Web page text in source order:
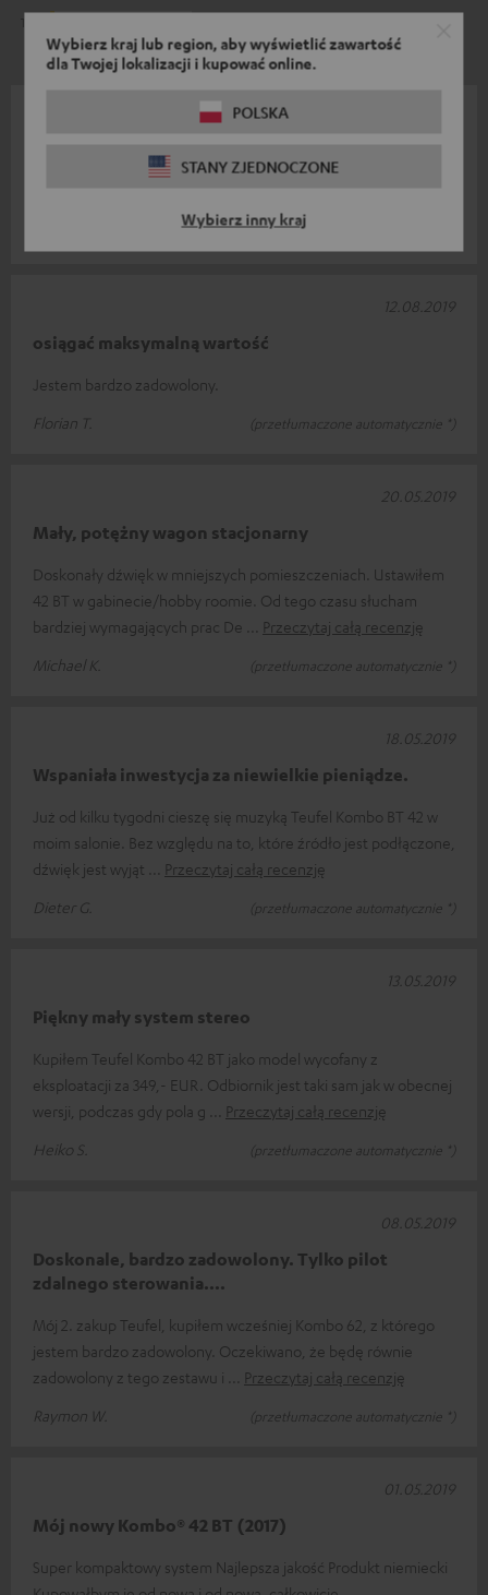
Wybierz kraj lub region, aby wyświetlić zawartość
dla Twojej lokalizacji i kupować online.
POLSKA
STANY ZJEDNOCZONE
Wybierz inny kraj
Jestem szczęśliwy.
(przetłumaczone automatycznie *)
osiągać maksymalną wartość
Jestem bardzo zadowolony.
Florian T.
(przetłumaczone automatycznie *)
12.08.2019
Mały, potężny wagon stacjonarny
Doskonały dźwięk w mniejszych pomieszczeniach. Ustawiłem
42 BT w gabinecie/hobby roomie. Od tego czasu słucham
bardziej wymagających prac De
Przeczytaj całą recenzję
Michael K.
(przetłumaczone automatycznie *)
20.05.2019
Wspaniała inwestycja za niewielkie pieniądze.
Już od kilku tygodni cieszę się muzyką Teufel Kombo BT 42 w
moim salonie. Bez względu na to, które źródło jest podłączone,
dźwięk jest wyjąt
Przeczytaj całą recenzję
Dieter G.
(przetłumaczone automatycznie *)
18.05.2019
Piękny mały system stereo
Kupiłem Teufel Kombo 42 BT jako model wycofany z
eksploatacji za 349,- EUR. Odbiornik jest taki sam jak w obecnej
wersji, podczas gdy pola g
Przeczytaj całą recenzję
Heiko S.
(przetłumaczone automatycznie *)
13.05.2019
Doskonale, bardzo zadowolony. Tylko pilot
zdalnego sterowania....
Mój 2. zakup Teufel, kupiłem wcześniej Kombo 62, z którego
jestem bardzo zadowolony. Oczekiwano, że będę równie
zadowolony z tego zestawu i
Przeczytaj całą recenzję
Raymon W.
(przetłumaczone automatycznie *)
08.05.2019
Mój nowy Kombo® 42 BT (2017)
Super kompaktowy system Najlepsza jakość Produkt niemiecki
01.05.2019